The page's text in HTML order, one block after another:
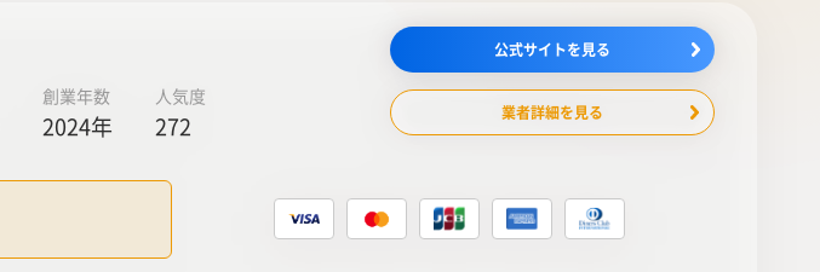
創業年数
2024年
人気度
272
公式サイトを見る
業者詳細を見る